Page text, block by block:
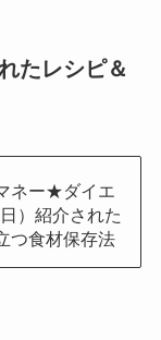
たレシピ＆
ネー★ダイエ
）紹介された
つ食材保存法